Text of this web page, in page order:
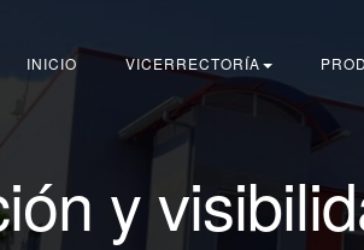
INICIO VICERRECTORÍA
y